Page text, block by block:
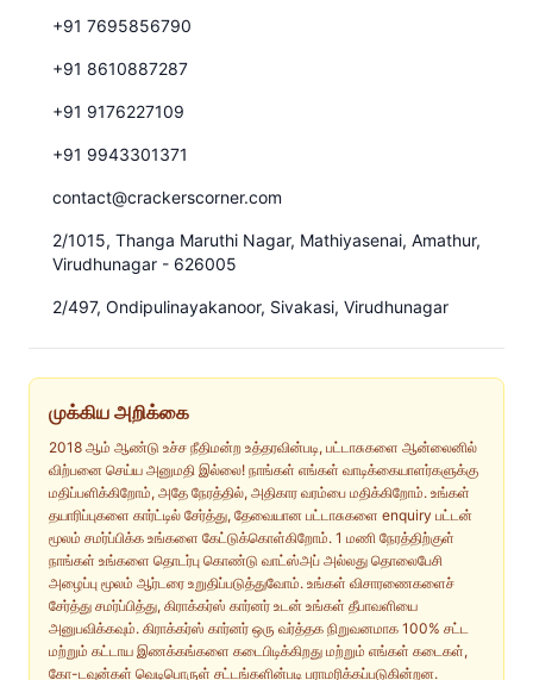
+91 7695856790
+91 8610887287
+91 9176227109
+91 9943301371
contact@crackerscorner.com
2/1015, Thanga Maruthi Nagar, Mathiyasenai, Amathur,
Virudhunagar - 626005
2/497, Ondipulinayakanoor, Sivakasi, Virudhunagar
முக்கிய அறிக்கை
2018 ஆம் ஆண்டு உச்ச நீதிமன்ற உத்தரவின்படி, பட்டாசுகளை ஆன்லைனில்
விற்பனை செய்ய அனுமதி இல்லை! நாங்கள் எங்கள் வாடிக்கையாளர்களுக்கு
மதிப்பளிக்கிறோம், அதே நேரத்தில், அதிகார வரம்பை மதிக்கிறோம். உங்கள்
தயாரிப்புகளை கார்ட்டில் சேர்த்து, தேவையான பட்டாசுகளை enquiry பட்டன்
மூலம் சமர்ப்பிக்க உங்களை கேட்டுக்கொள்கிறோம். 1 மணி நேரத்திற்குள்
நாங்கள் உங்களை தொடர்பு கொண்டு வாட்ஸ்அப் அல்லது தொலைபேசி
அழைப்பு மூலம் ஆர்டரை உறுதிப்படுத்துவோம். உங்கள் விசாரணைகளைச்
சேர்த்து சமர்ப்பித்து, கிராக்கர்ஸ் கார்னர் உடன் உங்கள் தீபாவளியை
அனுபவிக்கவும். கிராக்கர்ஸ் கார்னர் ஒரு வர்த்தக நிறுவனமாக 100% சட்ட
மற்றும் கட்டாய இணக்கங்களை கடைபிடிக்கிறது மற்றும் எங்கள் கடைகள்,
கோ-டவுன்கள் வெடிபொருள் சட்டங்களின்படி பராமரிக்கப்படுகின்றன.